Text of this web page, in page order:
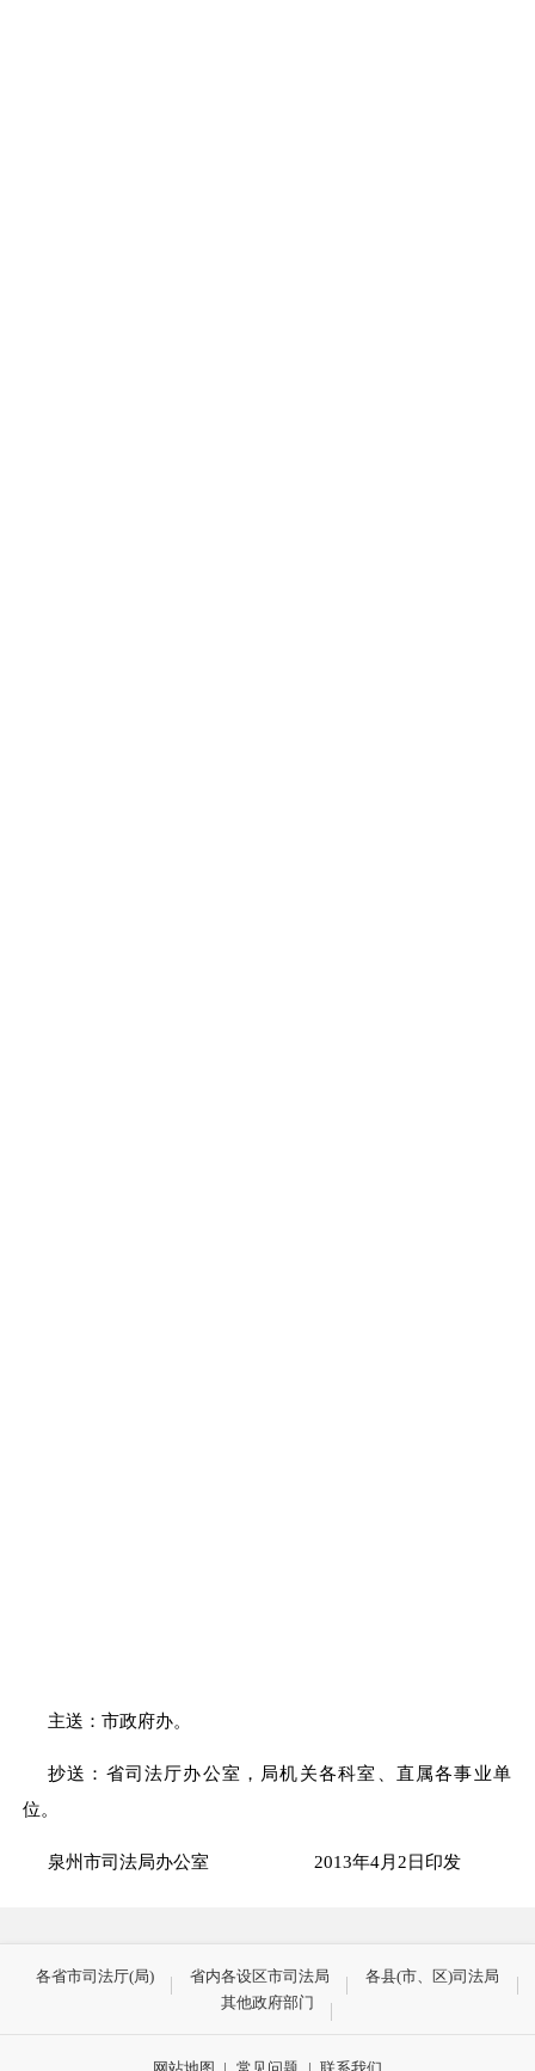
主送：市政府办。
抄送：省司法厅办公室，局机关各科室、直属各事业单
位。
泉州市司法局办公室 2013年4月2日印发
各省市司法厅(局) 省内各设区市司法局
各县(市、区)司法局
其他政府部门